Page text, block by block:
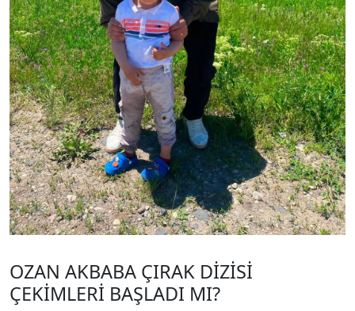
OZAN AKBABA ÇIRAK DİZİSİ
ÇEKİMLERİ BAŞLADI MI?